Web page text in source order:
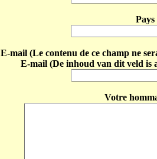
E-mail (Le contenu de ce champ ne
E-mail (De inhoud van dit veld is
Votre